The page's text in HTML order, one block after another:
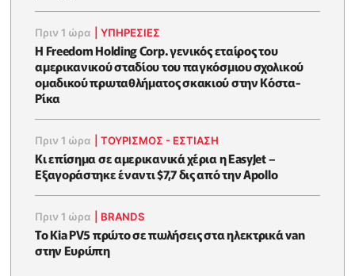
Πριν 1 ώρα |ΥΠΗΡΕΣΙΕΣ
Η Freedom Holding Corp. γενικός εταίρος του
αμερικανικού σταδίου του παγκόσμιου σχολικού
ομαδικού πρωταθλήματος σκακιού στην Κόστα-
Ρίκα
Πριν 1 ώρα |ΤΟΥΡΙΣΜΟΣ - ΕΣΤΙΑΣΗ
Κι επίσημα σε αμερικανικά χέρια η EasyJet –
Εξαγοράστηκε έναντι $7,7 δις από την Apollo
Πριν 1 ώρα BRANDS
Το Kia PV5 πρώτο σε πωλήσεις στα ηλεκτρικά van
στην Ευρώπη